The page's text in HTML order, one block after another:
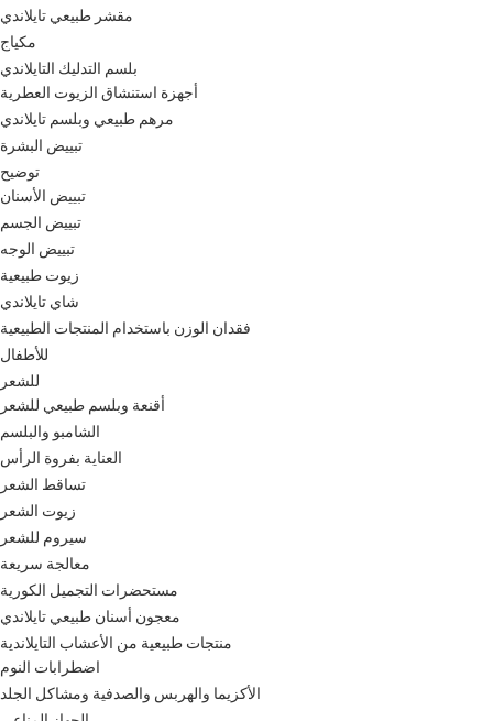
مقشر طبيعي تايلاندي
مكياج
بلسم التدليك التايلاندي
أجهزة استنشاق الزيوت العطرية
مرهم طبيعي وبلسم تايلاندي
تبييض البشرة
توضيح
تبييض الأسنان
تبييض الجسم
تبييض الوجه
زيوت طبيعية
شاي تايلاندي
فقدان الوزن باستخدام المنتجات الطبيعية
للأطفال
للشعر
أقنعة وبلسم طبيعي للشعر
الشامبو والبلسم
العناية بفروة الرأس
تساقط الشعر
زيوت الشعر
سيروم للشعر
معالجة سريعة
مستحضرات التجميل الكورية
معجون أسنان طبيعي تايلاندي
منتجات طبيعية من الأعشاب التايلاندية
اضطرابات النوم
الأكزيما والهربس والصدفية ومشاكل الجلد